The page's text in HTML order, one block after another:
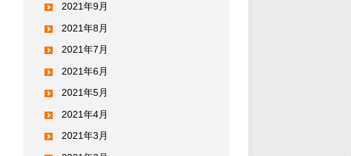
2021年9月
2021年8月
2021年7月
2021年6月
2021年5月
2021年4月
2021年3月